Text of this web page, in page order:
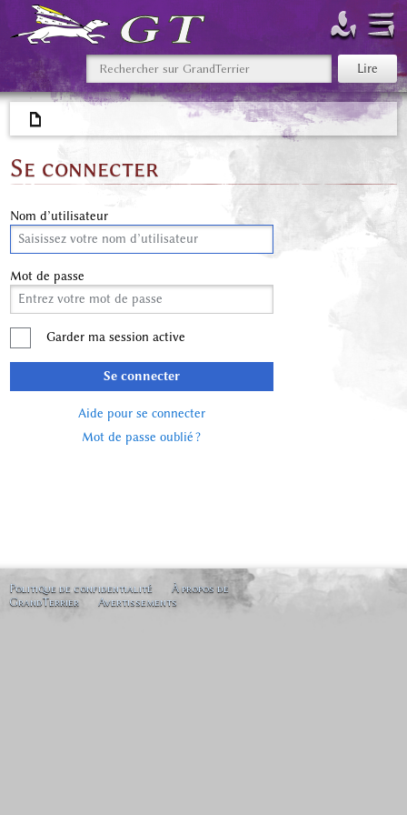
Se connecter
Nom d’utilisateur
Mot de passe
Garder ma session active
Se connecter
Aide pour se connecter
Mot de passe oublié ?
Politique de confidentialité
À propos de
GrandTerrier
Avertissements